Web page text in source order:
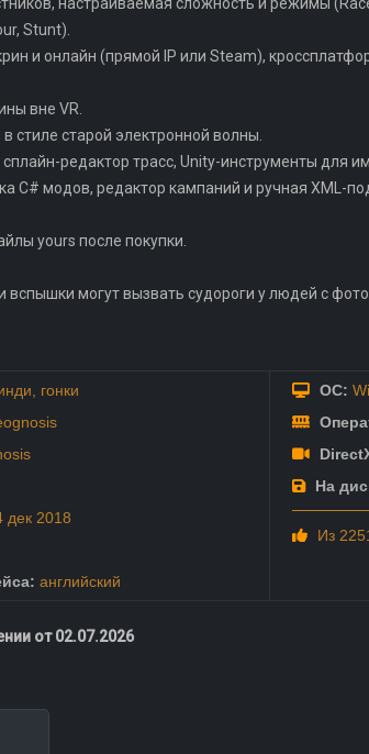
настраиваемая сложность и режимы
Stunt).
и онлайн (прямой IP или Steam),
вне VR.
стиле старой электронной волны.
редактор трасс, Unity-инструменты для
C# модов, редактор кампаний и ручная XML-
yours после покупки.
могут вызвать судороги у людей с
, гонки
дек 2018
английский
ОС:
На
Из
от 02.07.2026